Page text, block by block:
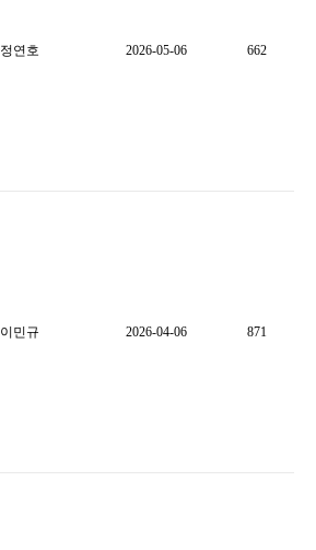
정연호 2026-05-06 662
이민규 2026-04-06 871